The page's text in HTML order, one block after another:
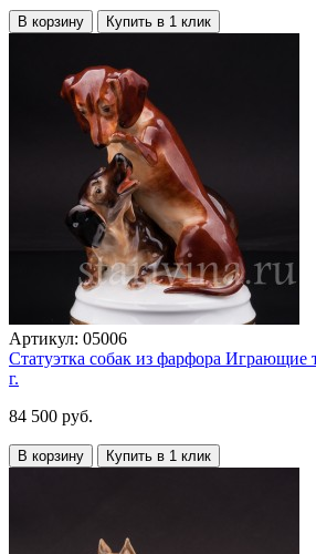
В корзину Купить в 1 клик
Артикул: 05006
Статуэтка собак из фарфора Играющие
г.
84 500 руб.
В корзину Купить в 1 клик